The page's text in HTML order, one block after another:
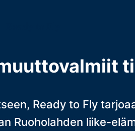
Ready to Fly
Ruoholahden liike-